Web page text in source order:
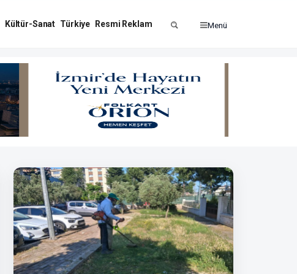
Kültür-Sanat Türkiye Resmi Reklam Menü